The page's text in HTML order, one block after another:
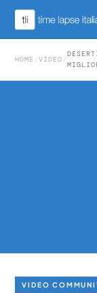
HOME /VIDEO /
VIDEO